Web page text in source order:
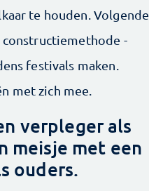
te houden. Volgende
constructiemethode
festivals maken.
met zich mee.
verpleger als
meisje met een
­ouders.